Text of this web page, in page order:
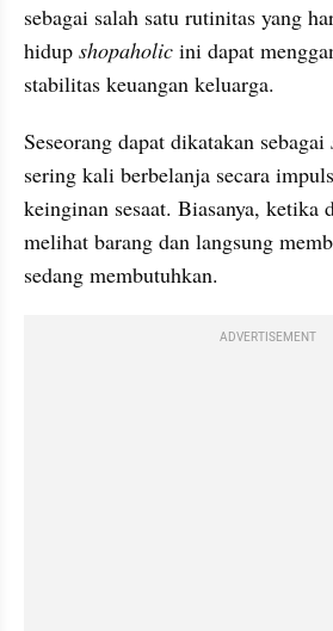
sebagai salah satu rutinitas yang
hidup shopaholic ini dapat
stabilitas keuangan keluarga.
Seseorang dapat dikatakan sebagai
sering kali berbelanja secara
keinginan sesaat. Biasanya, ketika
melihat barang dan langsung
sedang membutuhkan.
ADVERTISEMENT